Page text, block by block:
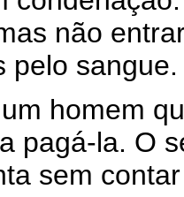
não
pelo sangue.
homem
pagá-la. O
sem